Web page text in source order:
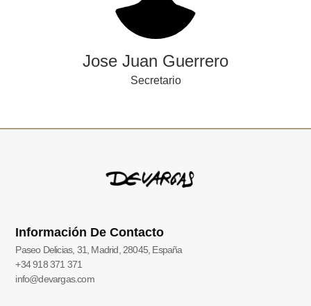
Jose Juan Guerrero
Secretario
Información De Contacto
Paseo Delicias, 31, Madrid, 28045, España
+34 918 371 371
info@devargas.com